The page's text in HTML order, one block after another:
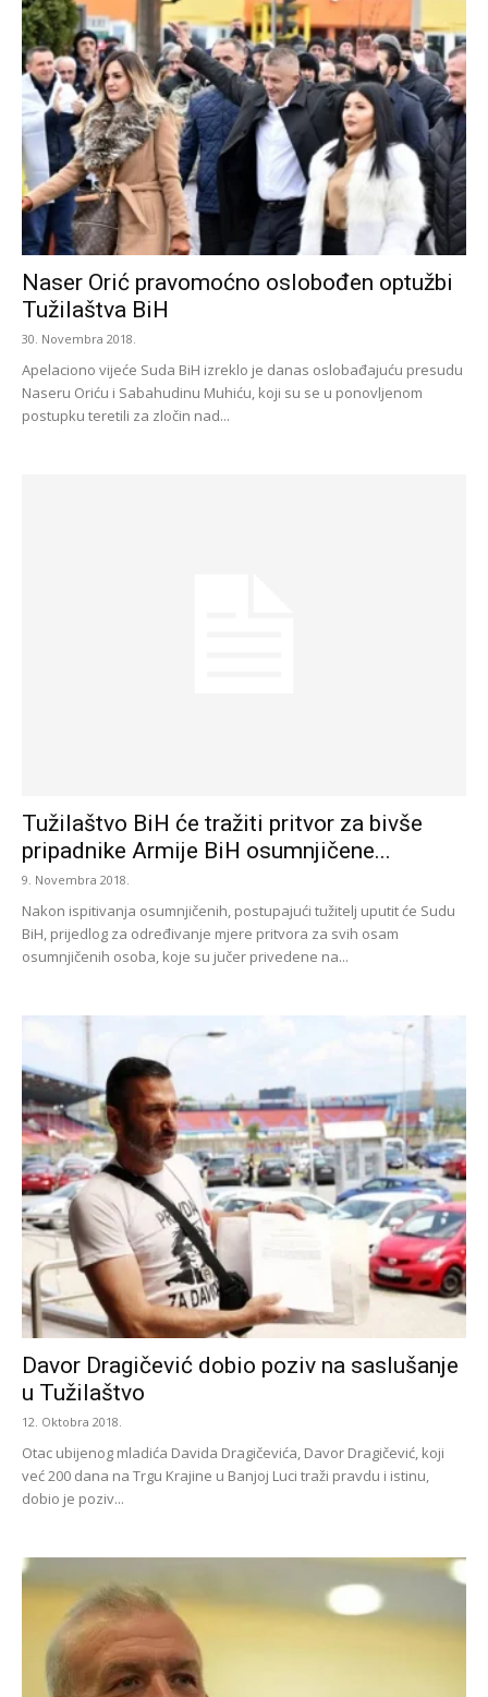
Naser Orić pravomoćno oslobođen optužbi
Tužilaštva BiH
30. Novembra 2018.
Apelaciono vijeće Suda BiH izreklo je danas oslobađajuću presudu
Naseru Oriću i Sabahudinu Muhiću, koji su se u ponovljenom
postupku teretili za zločin nad...
Tužilaštvo BiH će tražiti pritvor za bivše
pripadnike Armije BiH osumnjičene...
9. Novembra 2018.
Nakon ispitivanja osumnjičenih, postupajući tužitelj uputit će Sudu
BiH, prijedlog za određivanje mjere pritvora za svih osam
osumnjičenih osoba, koje su jučer privedene na...
Davor Dragičević dobio poziv na saslušanje
u Tužilaštvo
12. Oktobra 2018.
Otac ubijenog mladića Davida Dragičevića, Davor Dragičević, koji
već 200 dana na Trgu Krajine u Banjoj Luci traži pravdu i istinu,
dobio je poziv...